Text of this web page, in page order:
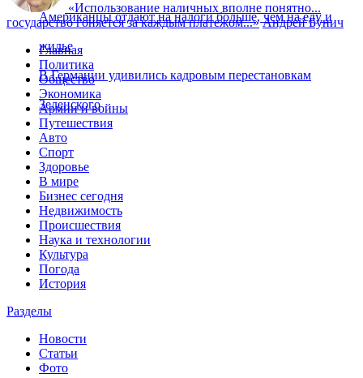
Американцы отдают на налоги больше, чем на еду и
жилье
В Германии удивились кадровым перестановкам
Зеленского
«Использование наличных вполне понятно...
государство гоняется за каждым платежом...» Андрей Бунич
Главная
Политика
Общество
Экономика
Армии и войны
Путешествия
Авто
Спорт
Здоровье
В мире
Бизнес сегодня
Недвижимость
Происшествия
Наука и технологии
Культура
Погода
История
Разделы
Новости
Статьи
Фото